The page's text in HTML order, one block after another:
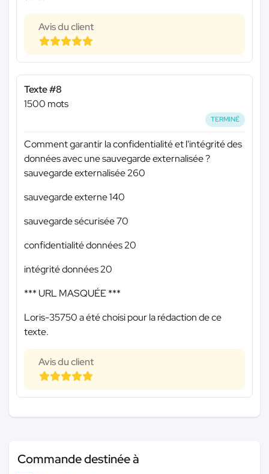
Avis du client
Texte #8
1500 mots
TERMINÉ
Comment garantir la confidentialité et l'intégrité des
données avec une sauvegarde externalisée ?
sauvegarde externalisée 260
sauvegarde externe 140
sauvegarde sécurisée 70
confidentialité données 20
intégrité données 20
*** URL MASQUÉE ***
Loris-35750 a été choisi pour la rédaction de ce
texte.
Avis du client
Commande destinée à